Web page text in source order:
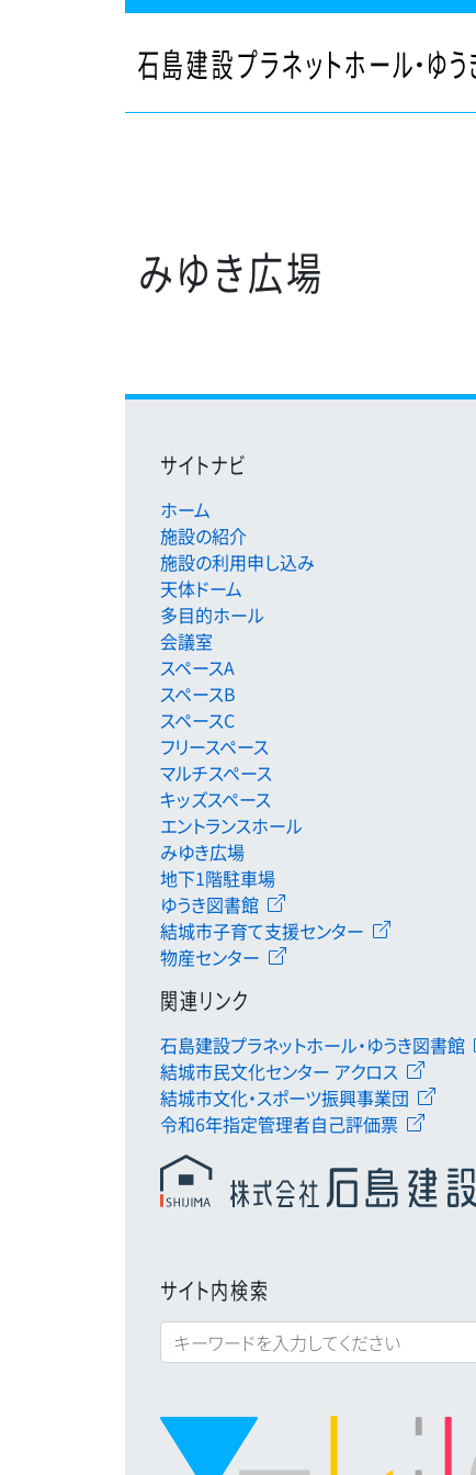
メインナビゲーション
みゆき広場
サイトナビ
ホーム
施設の紹介
施設の利用申し込み
天体ドーム
多目的ホール
会議室
スペースA
スペースB
スペースC
フリースペース
マルチスペース
キッズスペース
エントランスホール
みゆき広場
地下1階駐車場
ゆうき図書館
結城市子育て支援センター
物産センター
関連リンク
石島建設プラネットホール・ゆうき図書館
結城市民文化センター アクロス
結城市文化・スポーツ振興事業団
令和6年指定管理者自己評価票
サイト内検索
検索: